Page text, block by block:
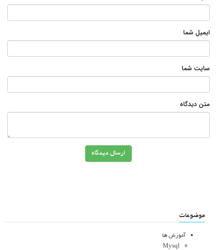
ایمیل شما
سایت شما
متن دیدگاه
ارسال دیدگاه
موضوعات
آموزش ها
Mysql